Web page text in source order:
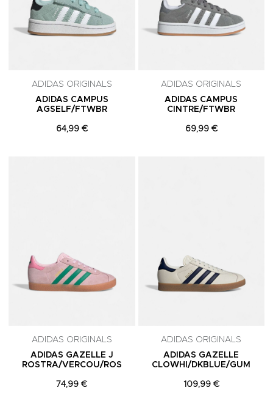
ADIDAS ORIGINALS
ADIDAS CAMPUS
AGSELF/FTWBR
64,99 €
ADIDAS ORIGINALS
ADIDAS CAMPUS
CINTRE/FTWBR
69,99 €
ADIDAS ORIGINALS
ADIDAS GAZELLE J
ROSTRA/VERCOU/ROS
74,99 €
ADIDAS ORIGINALS
ADIDAS GAZELLE
CLOWHI/DKBLUE/GUM
109,99 €